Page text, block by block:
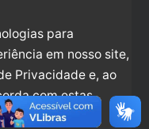
para
em nosso site,
Privacidade e, ao
com estas